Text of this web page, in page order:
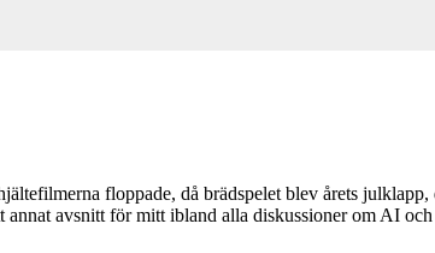
2013
floppade, då brädspelet blev årets
avsnitt för mitt ibland alla diskussioner om AI